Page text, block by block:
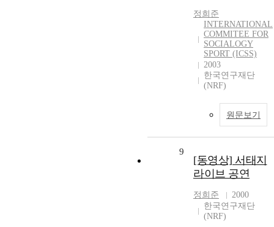
정희준
INTERNATIONAL
COMMITEE FOR
SOCIALOGY
SPORT (ICSS)
2003
한국연구재단
(NRF)
원문보기
9
[동영상] 서태지
라이브 공연
정희준
2000
한국연구재단
(NRF)